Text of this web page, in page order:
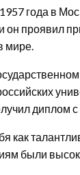
года в
проявил
мире.
диплом
были